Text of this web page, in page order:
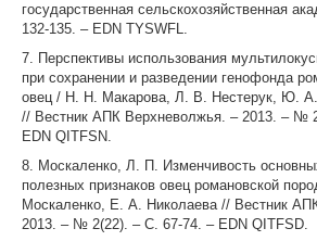
государственная сельскохозяйственная
132-135. – EDN TYSWFL.
7. Перспективы использования
при сохранении и разведении генофонда
овец / Н. Н. Макарова, Л. В. Нестерук, Ю. А.
// Вестник АПК Верхневолжья. – 2013. – №
EDN QITFSN.
8. Москаленко, Л. П. Изменчивость
полезных признаков овец романовской
Москаленко, Е. А. Николаева // Вестник
2013. – № 2(22). – С. 67-74. – EDN QITFSD.